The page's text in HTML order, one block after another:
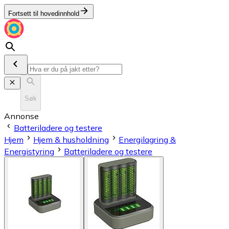
Fortsett til hovedinnhold
Søk
Annonse
Batteriladere og testere
Hjem
Hjem & husholdning
Energilagring &
Energistyring
Batteriladere og testere